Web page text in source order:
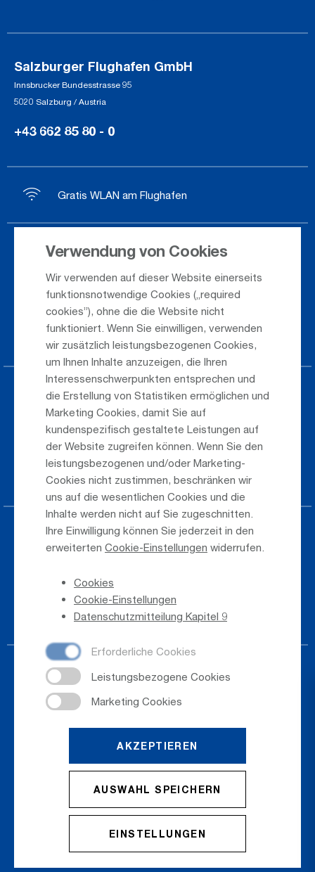
Verwendung von Cookies
Wir verwenden auf dieser Website einerseits
funktionsnotwendige Cookies („required
cookies”), ohne die die Website nicht
funktioniert. Wenn Sie einwilligen, verwenden
wir zusätzlich leistungsbezogenen Cookies,
um Ihnen Inhalte anzuzeigen, die Ihren
Interessenschwerpunkten entsprechen und
die Erstellung von Statistiken ermöglichen und
Marketing Cookies, damit Sie auf
kundenspezifisch gestaltete Leistungen auf
der Website zugreifen können. Wenn Sie den
leistungsbezogenen und/oder Marketing-
Cookies nicht zustimmen, beschränken wir
uns auf die wesentlichen Cookies und die
Inhalte werden nicht auf Sie zugeschnitten.
Ihre Einwilligung können Sie jederzeit in den
erweiterten Cookie-Einstellungen widerrufen.
Cookies
Cookie-Einstellungen
Datenschutzmitteilung Kapitel 9
AKZEPTIEREN
AUSWAHL SPEICHERN
EINSTELLUNGEN
Salzburger Flughafen GmbH
Innsbrucker Bundesstrasse 95
5020 Salzburg / Austria
+43 662 85 80 - 0
Gratis WLAN am Flughafen
Ankunft / Abflug
Saisonflugplan
Webcam
Anreise
Parken am Airport
Öffentlicher Verkehr
Taxi & Shuttle Transfer
Jobs & Karriere
Presse
Telefonverzeichnis
Newsletter-Anmeldung
Salzburger Flughafen GmbH
Erklärung zur Barrierefreiheit